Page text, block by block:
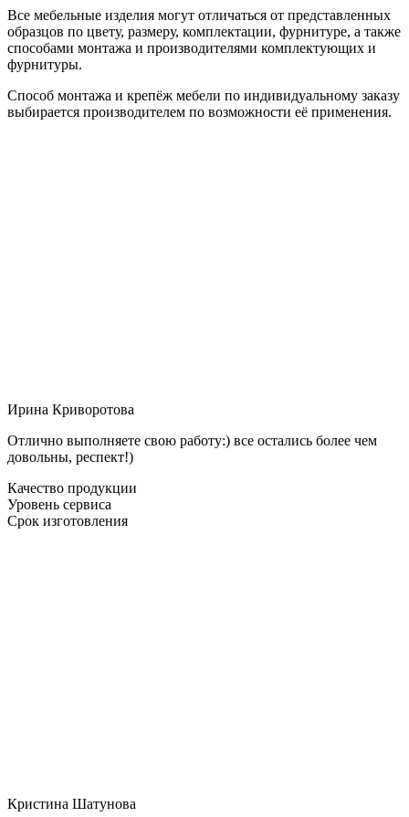
Все мебельные изделия могут отличаться от представленных
образцов по цвету, размеру, комплектации, фурнитуре, а также
способами монтажа и производителями комплектующих и
фурнитуры.
Способ монтажа и крепёж мебели по индивидуальному заказу
выбирается производителем по возможности её применения.
Ирина Криворотова
Отлично выполняете свою работу:) все остались более чем
довольны, респект!)
Качество продукции
Уровень сервиса
Срок изготовления
Кристина Шатунова